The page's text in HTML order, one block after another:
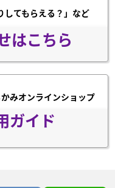
してもらえる？」など
はこちら
みオンラインショップ
ガイド